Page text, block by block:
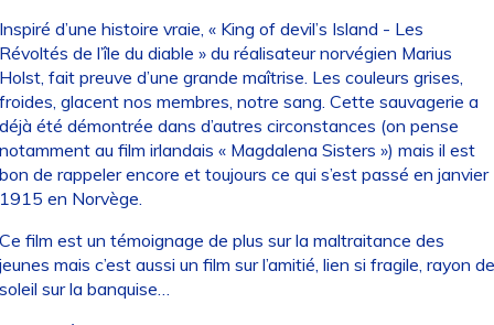
d’une histoire vraie, « King of devil’s Island - Les
de l’île du diable » du réalisateur norvégien Marius
fait preuve d’une grande maîtrise. Les couleurs grises,
glacent nos membres, notre sang. Cette sauvagerie a
été démontrée dans d’autres circonstances (on pense
au film irlandais « Magdalena Sisters ») mais il est
de rappeler encore et toujours ce qui s’est passé en janvier
en Norvège.
film est un témoignage de plus sur la maltraitance des
mais c’est aussi un film sur l’amitié, lien si fragile, rayon de
sur la banquise…